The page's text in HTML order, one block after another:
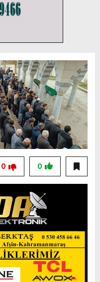
0
0